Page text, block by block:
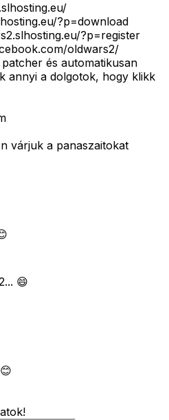
?p=download
?p=register
oldwars2/
és automatikusan
annyi a dolgotok, hogy klikk
várjuk a panaszaitokat
😄